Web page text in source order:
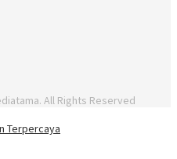
All Rights Reserved